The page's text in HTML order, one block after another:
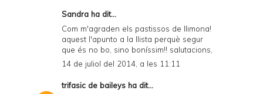
i
e
Sandra ha dit...
Com m'agraden els pastissos de llimona!
aquest l'apunto a la llista perquè segur
que és no bo, sino boníssim!! salutacions,
14 de juliol del 2014, a les 11:11
trifasic de baileys ha dit...